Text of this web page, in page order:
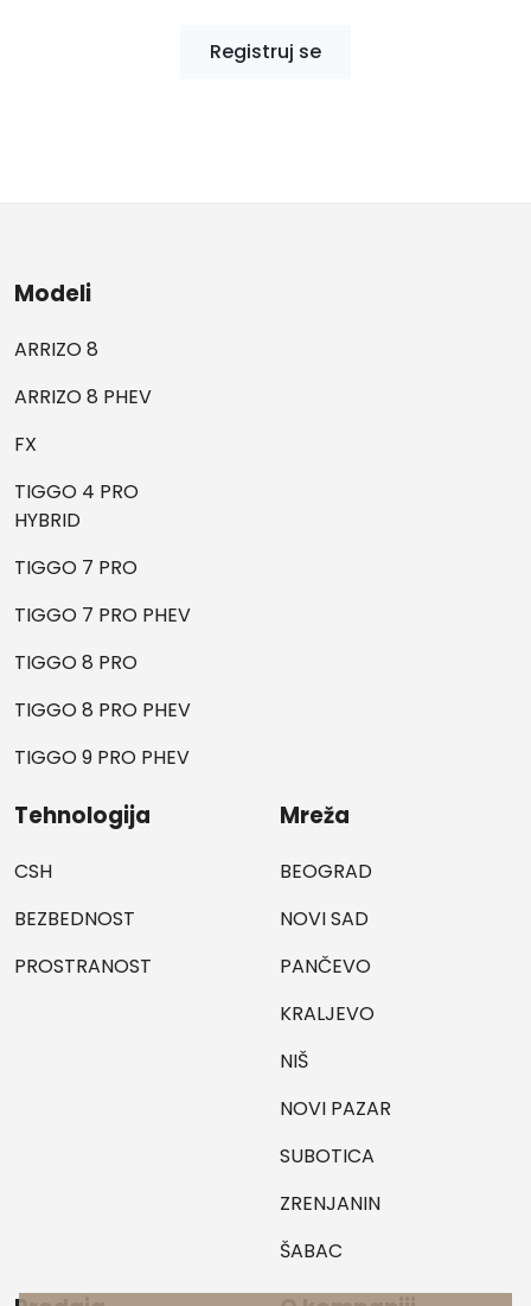
Registruj se
Modeli
ARRIZO 8
ARRIZO 8 PHEV
FX
TIGGO 4 PRO
HYBRID
TIGGO 7 PRO
TIGGO 7 PRO PHEV
TIGGO 8 PRO
TIGGO 8 PRO PHEV
TIGGO 9 PRO PHEV
Tehnologija
CSH
BEZBEDNOST
PROSTRANOST
Mreža
BEOGRAD
NOVI SAD
PANČEVO
KRALJEVO
NIŠ
NOVI PAZAR
SUBOTICA
ZRENJANIN
ŠABAC